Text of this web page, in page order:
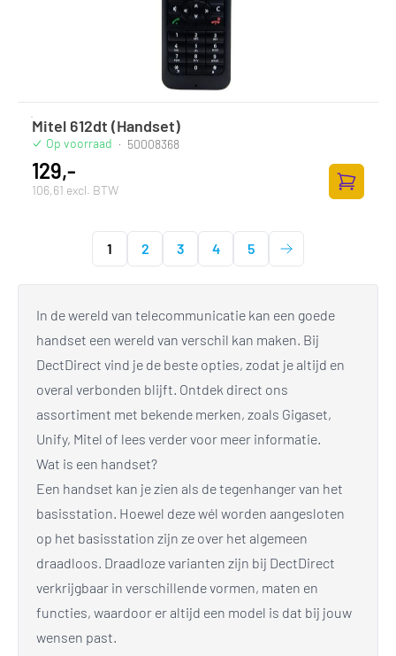
Mitel 612dt (Handset)
Op voorraad · 50008368
129,-
106,61 excl. BTW
1 2 3 4 5
In de wereld van telecommunicatie kan een goede
handset een wereld van verschil kan maken. Bij
DectDirect vind je de beste opties, zodat je altijd en
overal verbonden blijft. Ontdek direct ons
assortiment met bekende merken, zoals Gigaset,
Unify, Mitel of lees verder voor meer informatie.
Wat is een handset?
Een handset kan je zien als de tegenhanger van het
basisstation. Hoewel deze wél worden aangesloten
op het basisstation zijn ze over het algemeen
draadloos. Draadloze varianten zijn bij DectDirect
verkrijgbaar in verschillende vormen, maten en
functies, waardoor er altijd een model is dat bij jouw
wensen past.